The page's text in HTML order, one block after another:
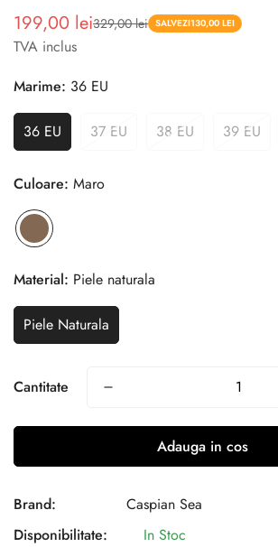
Pret
redus
199,00 lei
Pret 329,00 lei SALVEZI130,00 LEI
TVA inclus
Marime: 36 EU
36 EU 37 EU 38 EU 39 EU
Culoare: Maro
Material: Piele naturala
Piele Naturala
Cantitate
Adauga in cos
Brand:
Caspian Sea
Disponibilitate:
In Stoc